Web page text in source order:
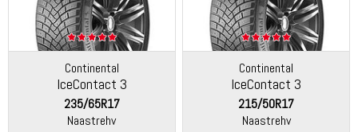
Continental
IceContact 3
235/65R17
Naastrehv
Continental
IceContact 3
215/50R17
Naastrehv